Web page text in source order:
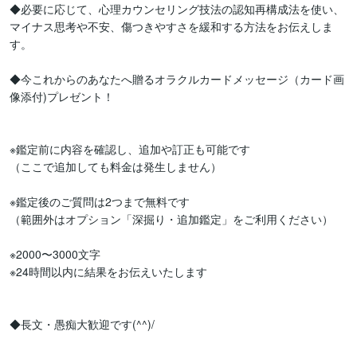
◆必要に応じて、心理カウンセリング技法の認知再構成法を使い、
マイナス思考や不安、傷つきやすさを緩和する方法をお伝えしま
す。
◆今これからのあなたへ贈るオラクルカードメッセージ（カード画
像添付)プレゼント！
※鑑定前に内容を確認し、追加や訂正も可能です
（ここで追加しても料金は発生しません）
※鑑定後のご質問は2つまで無料です
（範囲外はオプション「深掘り・追加鑑定」をご利用ください）
※2000〜3000文字
※24時間以内に結果をお伝えいたします
◆長文・愚痴大歓迎です(^^)/